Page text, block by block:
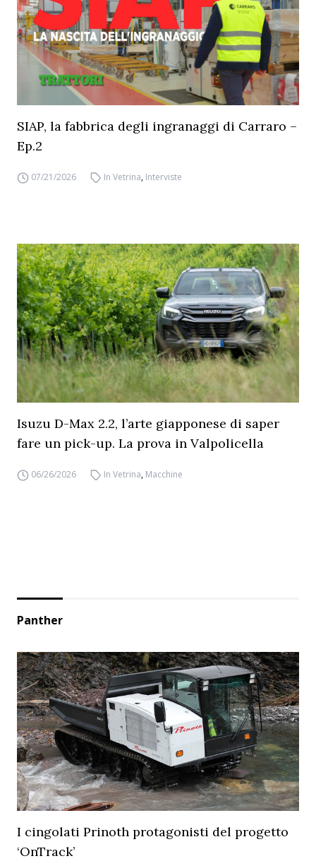
SIAP, la fabbrica degli ingranaggi di Carraro –
Ep.2
07/21/2026 In Vetrina, Interviste
Isuzu D-Max 2.2, l’arte giapponese di saper
fare un pick-up. La prova in Valpolicella
06/26/2026 In Vetrina, Macchine
Panther
I cingolati Prinoth protagonisti del progetto
‘OnTrack’